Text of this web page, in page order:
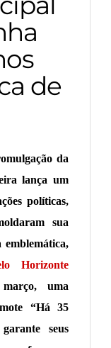
de
da
lança um
políticas,
sua
Horizonte
uma
“Há 35
seus